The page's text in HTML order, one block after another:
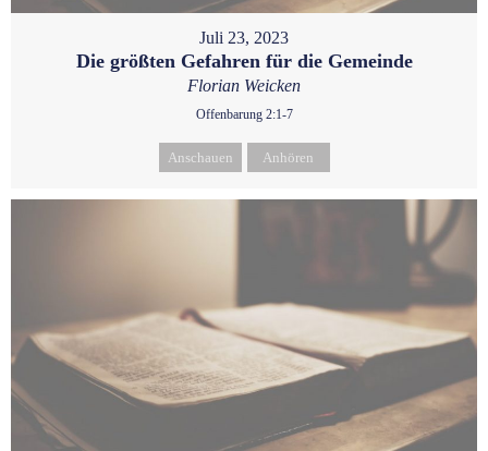
Juli 23, 2023
Die größten Gefahren für die Gemeinde
Florian Weicken
Offenbarung 2:1-7
Anschauen Anhören